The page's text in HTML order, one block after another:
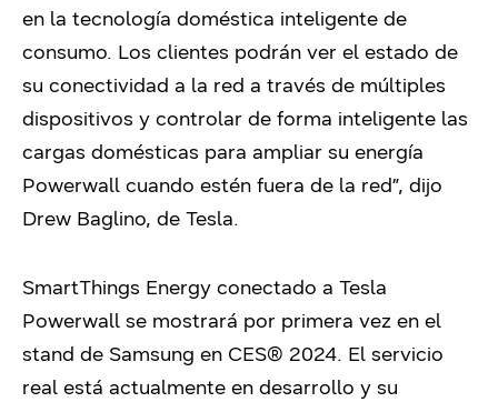
en la tecnología doméstica inteligente de
consumo. Los clientes podrán ver el estado de
su conectividad a la red a través de múltiples
dispositivos y controlar de forma inteligente las
cargas domésticas para ampliar su energía
Powerwall cuando estén fuera de la red”, dijo
Drew Baglino, de Tesla.
SmartThings Energy conectado a Tesla
Powerwall se mostrará por primera vez en el
stand de Samsung en CES® 2024. El servicio
real está actualmente en desarrollo y su